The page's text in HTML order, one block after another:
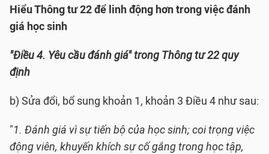
Hiểu Thông tư 22 để linh động hơn trong việc đánh
giá học sinh
"Điều 4. Yêu cầu đánh giá" trong Thông tư 22 quy
định
b) Sửa đổi, bổ sung khoản 1, khoản 3 Điều 4 như sau:
"1. Đánh giá vì sự tiến bộ của học sinh; coi trọng việc
động viên, khuyến khích sự cố gắng trong học tập,